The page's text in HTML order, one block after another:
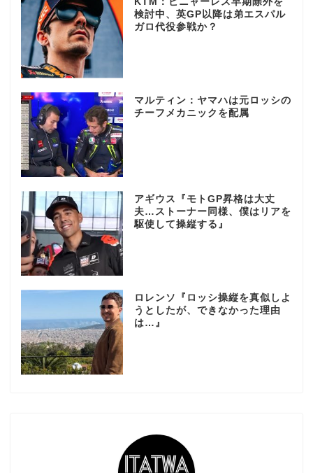
検討中、英GP以降は弟エスパル
ガロ代役参戦か？
マルティン：ヤマハは元ロッシの
チーフメカニックを配属
アギウス『モトGP昇格は大丈
夫…ストーナー同様、僕はリアを
駆使して操縦する』
ロレンソ『ロッシ操縦を真似しよ
うとしたが、できなかった理由
は…』